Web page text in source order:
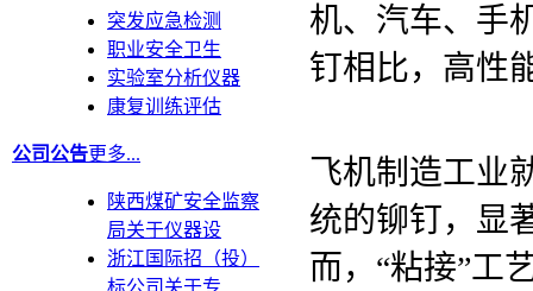
突发应急检测
职业安全卫生
实验室分析仪器
康复训练评估
公司公告更多...
陕西煤矿安全监察
局关于仪器设
浙江国际招（投）
标公司关于专
机、汽车、手
钉相比，高性
飞机制造工业
统的铆钉，显
而，“粘接”工